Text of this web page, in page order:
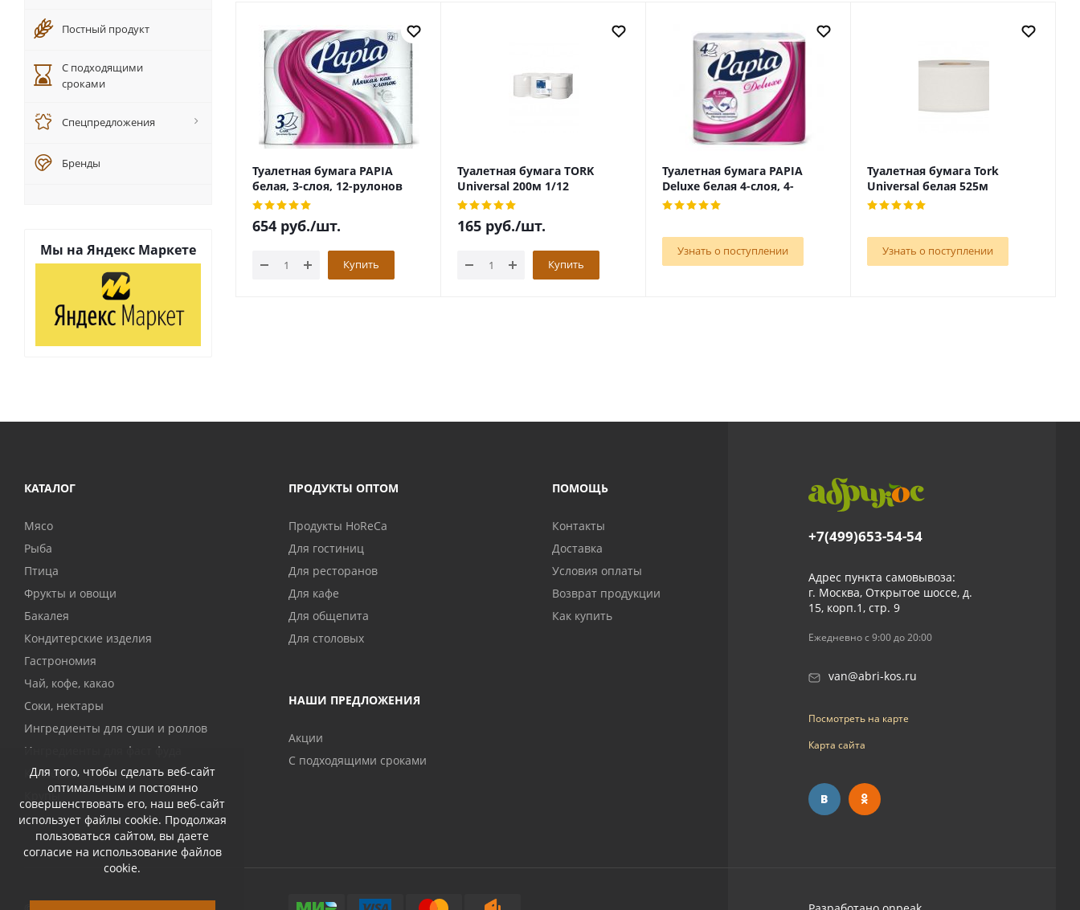
Для того, чтобы сделать веб-сайт
оптимальным и постоянно
совершенствовать его, наш веб-сайт
использует файлы cookie. Продолжая
пользоваться сайтом, вы даете
согласие на использование файлов
cookie.
Туалетная бумага PAPIA
белая, 3-слоя, 12-рулонов
654 руб./шт.
Купить
Туалетная бумага TORK
Universal 200м 1/12
165 руб./шт.
Купить
Туалетная бумага PAPIA
Deluxe белая 4-слоя, 4-
рулона
Узнать о поступлении
Туалетная бумага Tork
Universal белая 525м
Узнать о поступлении
Постный продукт
С подходящими
сроками
Спецпредложения
Бренды
Мы на Яндекс Маркете
КАТАЛОГ
Мясо
Рыба
Птица
Фрукты и овощи
Бакалея
Кондитерские изделия
Гастрономия
Чай, кофе, какао
Соки, нектары
Ингредиенты для суши и роллов
Ингредиенты для фаст фуда
Консервы
Крупы
ПРОДУКТЫ ОПТОМ
Продукты HoReCa
Для гостиниц
Для ресторанов
Для кафе
Для общепита
Для столовых
НАШИ ПРЕДЛОЖЕНИЯ
Акции
С подходящими сроками
ПОМОЩЬ
Контакты
Доставка
Условия оплаты
Возврат продукции
Как купить
+7(499)653-54-54
Адрес пункта самовывоза:
г. Москва, Открытое шоссе, д.
15, корп.1, стр. 9
Ежедневно с 9:00 до 20:00
van@abri-kos.ru
Посмотреть на карте
Карта сайта